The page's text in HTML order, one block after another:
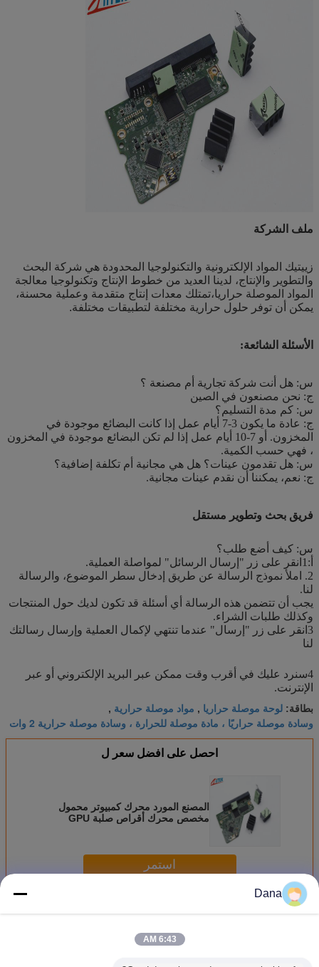
ملف الشركة
زييتيك المواد الإلكترونية والتكنولوجيا المحدودة هي شركة البحث
والتطوير والإنتاج، لدينا العديد من خطوط الإنتاج وتكنولوجيا معالجة
المواد الموصلة حراريا،تمتلك معدات إنتاج متقدمة وعملية محسنة،
يمكن أن توفر حلول حرارية مختلفة لتطبيقات مختلفة.
الأسئلة الشائعة:
س: هل أنت شركة تجارية أم مصنعة ؟
ج: نحن مصنعون في الصين
س: كم مدة التسليم؟
ج: عادة ما يكون 3-7 أيام عمل إذا كانت البضائع موجودة في
المخزون. أو 7-10 أيام عمل إذا لم تكن البضائع موجودة في المخزون
، فهي حسب الكمية.
س: هل تقدمون عينات؟ هل هي مجانية أم تكلفة إضافية؟
ج: نعم، يمكننا أن نقدم عينات مجانية.
فريق بحث وتطوير مستقل
س: كيف أضع طلب؟
أ:1انقر على زر "إرسال الرسائل" لمواصلة العملية.
2. املأ نموذج الرسالة عن طريق إدخال سطر الموضوع، والرسالة
لنا.
يجب أن تتضمن هذه الرسالة أي أسئلة قد تكون لديك حول المنتجات
وكذلك طلبات الشراء.
3انقر على زر "إرسال" عندما تنتهي لإكمال العملية وإرسال رسالتك
لنا
4سنرد عليك في أقرب وقت ممكن عبر البريد الإلكتروني أو عبر
الإنترنت.
بطاقة: لوحة موصلة حراريا , مواد موصلة حرارية ,
وسادة موصلة حراريًا ، مادة موصلة للحرارة ، وسادة موصلة حرارية 2 وات
احصل على افضل سعر ل
المصنع المورد محرك كمبيوتر محمول
مخصص محرك أقراص صلبة GPU
استمر
أكثرالوسادة الموصلة الحرارية
Dana
6:43 AM